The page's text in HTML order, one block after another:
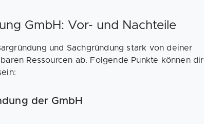
GmbH: Vor- und Nachteile
und Sachgründung stark von deiner
Ressourcen ab. Folgende Punkte können dir
der GmbH